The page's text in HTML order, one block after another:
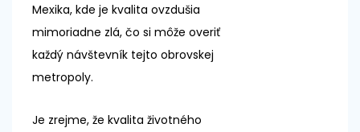
Mexika, kde je kvalita ovzdušia
mimoriadne zlá, čo si môže overiť
každý návštevník tejto obrovskej
metropoly.
Je zrejme, že kvalita životného